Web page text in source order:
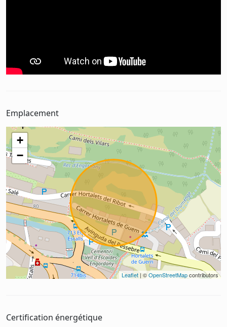
Emplacement
+
−
Leaflet | ©OpenStreetMapcontributors
Certification énergétique